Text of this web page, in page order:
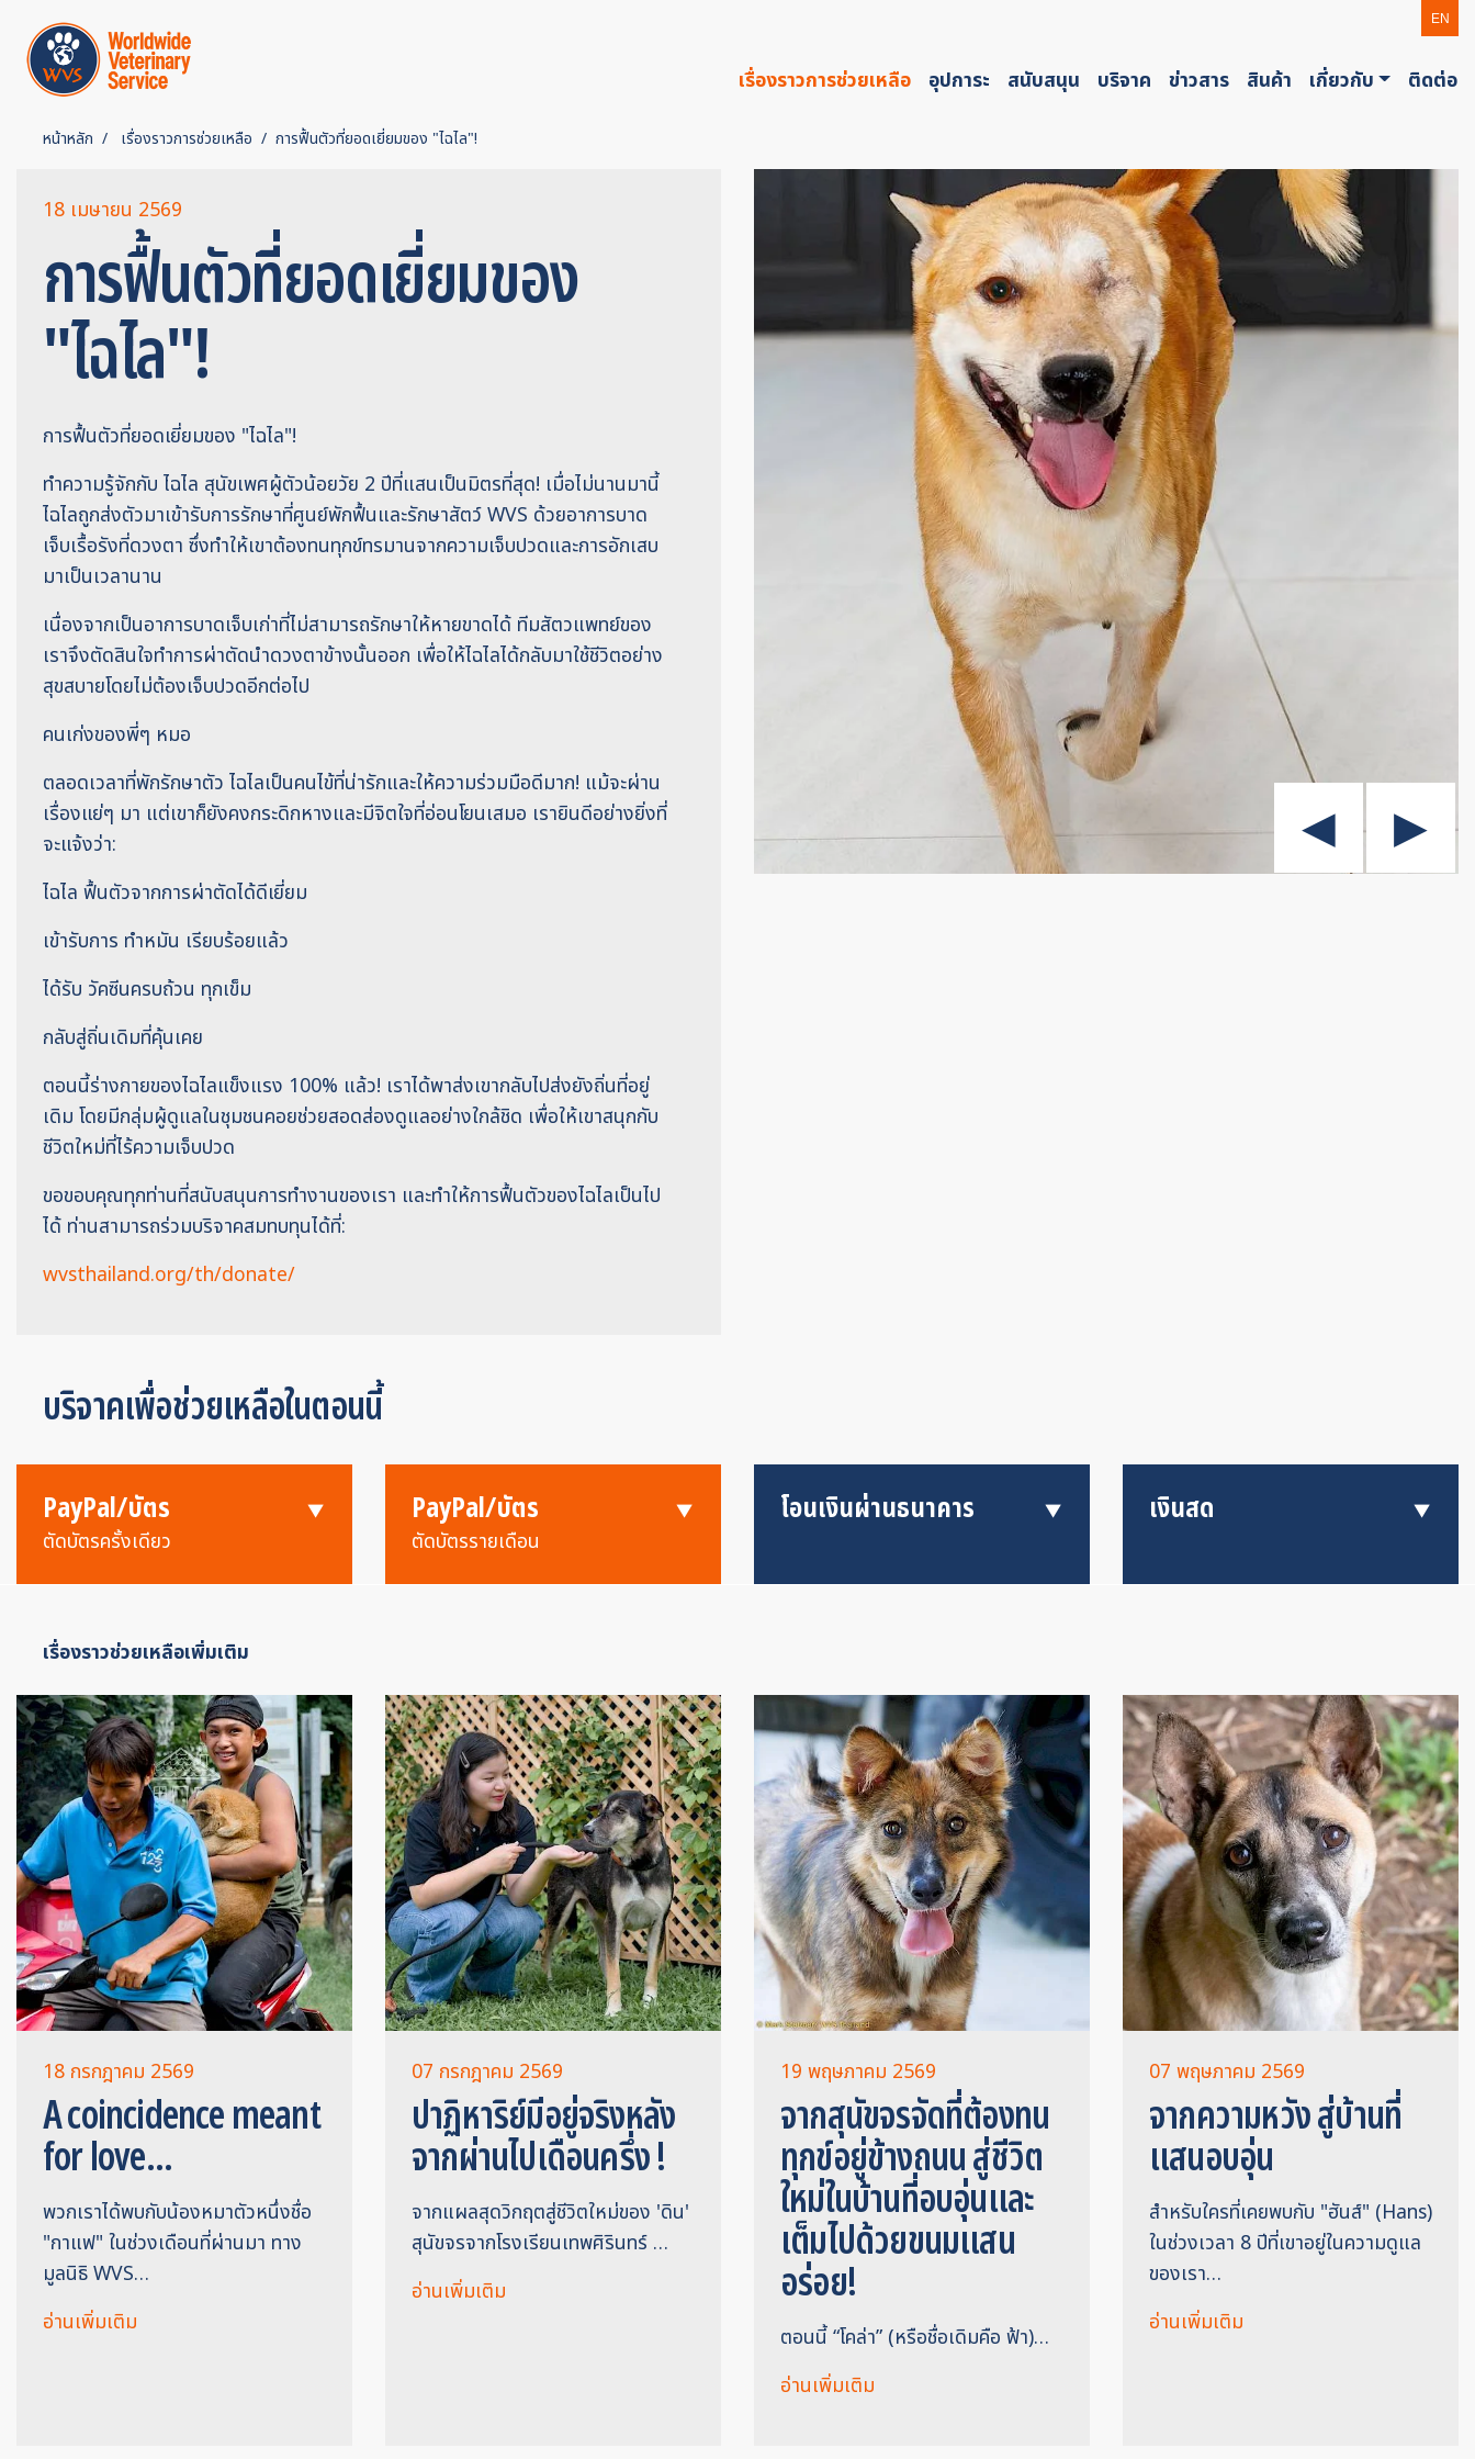
EN
เรื่องราวการช่วยเหลือ อุปการะ สนับสนุน บริจาค ข่าวสาร สินค้า เกี่ยวกับ ติดต่อ
หน้าหลัก เรื่องราวการช่วยเหลือ การฟื้นตัวที่ยอดเยี่ยมของ "ไฉไล"!
18 เมษายน 2569
การฟื้นตัวที่ยอดเยี่ยมของ
"ไฉไล"!
การฟื้นตัวที่ยอดเยี่ยมของ "ไฉไล"!
ทำความรู้จักกับ ไฉไล สุนัขเพศผู้ตัวน้อยวัย 2 ปีที่แสนเป็นมิตรที่สุด! เมื่อไม่นานมานี้
ไฉไลถูกส่งตัวมาเข้ารับการรักษาที่ศูนย์พักฟื้นและรักษาสัตว์ WVS ด้วยอาการบาด
เจ็บเรื้อรังที่ดวงตา ซึ่งทำให้เขาต้องทนทุกข์ทรมานจากความเจ็บปวดและการอักเสบ
มาเป็นเวลานาน
เนื่องจากเป็นอาการบาดเจ็บเก่าที่ไม่สามารถรักษาให้หายขาดได้ ทีมสัตวแพทย์ของ
เราจึงตัดสินใจทำการผ่าตัดนำดวงตาข้างนั้นออก เพื่อให้ไฉไลได้กลับมาใช้ชีวิตอย่าง
สุขสบายโดยไม่ต้องเจ็บปวดอีกต่อไป
คนเก่งของพี่ๆ หมอ
ตลอดเวลาที่พักรักษาตัว ไฉไลเป็นคนไข้ที่น่ารักและให้ความร่วมมือดีมาก! แม้จะผ่าน
เรื่องแย่ๆ มา แต่เขาก็ยังคงกระดิกหางและมีจิตใจที่อ่อนโยนเสมอ เรายินดีอย่างยิ่งที่
จะแจ้งว่า:
ไฉไล ฟื้นตัวจากการผ่าตัดได้ดีเยี่ยม
เข้ารับการ ทำหมัน เรียบร้อยแล้ว
ได้รับ วัคซีนครบถ้วน ทุกเข็ม
กลับสู่ถิ่นเดิมที่คุ้นเคย
ตอนนี้ร่างกายของไฉไลแข็งแรง 100% แล้ว! เราได้พาส่งเขากลับไปส่งยังถิ่นที่อยู่
เดิม โดยมีกลุ่มผู้ดูแลในชุมชนคอยช่วยสอดส่องดูแลอย่างใกล้ชิด เพื่อให้เขาสนุกกับ
ชีวิตใหม่ที่ไร้ความเจ็บปวด
ขอขอบคุณทุกท่านที่สนับสนุนการทำงานของเรา และทำให้การฟื้นตัวของไฉไลเป็นไป
ได้ ท่านสามารถร่วมบริจาคสมทบทุนได้ที่:
wvsthailand.org/th/donate/
บริจาคเพื่อช่วยเหลือในตอนนี้
PayPal/บัตร
ตัดบัตรครั้งเดียว
PayPal/บัตร
ตัดบัตรรายเดือน
โอนเงินผ่านธนาคาร เงินสด
เรื่องราวช่วยเหลือเพิ่มเติม
18 กรกฎาคม 2569
A coincidence meant
for love...
พวกเราได้พบกับน้องหมาตัวหนึ่งชื่อ
"กาแฟ" ในช่วงเดือนที่ผ่านมา ทาง
มูลนิธิ WVS…
อ่านเพิ่มเติม
07 กรกฎาคม 2569
ปาฏิหาริย์มีอยู่จริงหลัง
จากผ่านไปเดือนครึ่ง !
จากแผลสุดวิกฤตสู่ชีวิตใหม่ของ 'ดิน'
สุนัขจรจากโรงเรียนเทพศิรินทร์ …
อ่านเพิ่มเติม
19 พฤษภาคม 2569
จากสุนัขจรจัดที่ต้องทน
ทุกข์อยู่ข้างถนน สู่ชีวิต
ใหม่ในบ้านที่อบอุ่นและ
เต็มไปด้วยขนมแสน
อร่อย!
ตอนนี้ “โคล่า” (หรือชื่อเดิมคือ ฟ้า)…
อ่านเพิ่มเติม
07 พฤษภาคม 2569
จากความหวัง สู่บ้านที่
แสนอบอุ่น
สำหรับใครที่เคยพบกับ "ฮันส์" (Hans)
ในช่วงเวลา 8 ปีที่เขาอยู่ในความดูแล
ของเรา…
อ่านเพิ่มเติม